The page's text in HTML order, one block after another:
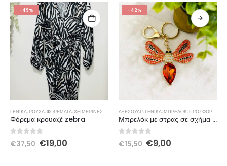
-49%
ΓΕΝΙΚΆ,ΡΟΎΧΑ,ΦΟΡΈΜΑΤΑ,ΧΕΙΜΕΡΙΝΕΣ ΠΡΟΣΦΟΡΕΣ
Φόρεμα κρουαζέ zebra
out of 5
€37,50 €19,00
-42%
ΑΞΕΣΟΥΆΡ,ΓΕΝΙΚΆ,ΜΠΡΕΛΟΚ,ΠΡΟΣΦΟΡΈΣ
Μπρελόκ με στρας σε σχήμα μέλισσα
out of 5
€15,50 €9,00